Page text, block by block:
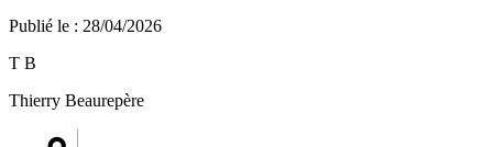
Publié le : 28/04/2026
T B
Thierry Beaurepère